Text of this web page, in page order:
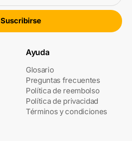
Suscribirse
Ayuda
Glosario
Preguntas frecuentes
Política de reembolso
Política de privacidad
Términos y condiciones